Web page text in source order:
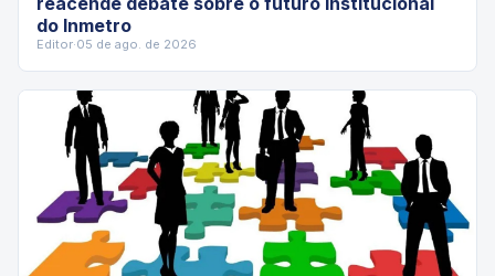
do Inmetro
Editor·05 de ago. de 2026